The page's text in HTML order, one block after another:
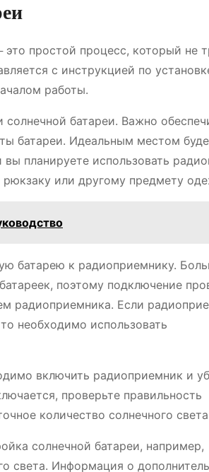
простой процесс, который не
с инструкцией по
работы.
батареи. Важно
батареи. Идеальным местом
планируете использовать
или другому предмету
батарею к радиоприемнику.
поэтому подключение
радиоприемника. Если
необходимо использовать
включить радиоприемник и
проверьте правильность
количество солнечного
солнечной батареи, например,
света. Информация о